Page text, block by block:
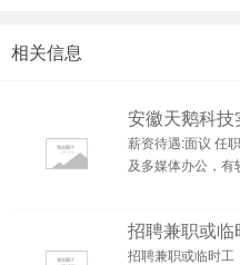
相关信息
安徽天鹅科技
薪资待遇:面议 任
及多媒体办公，有
招聘兼职或临
招聘兼职或临时工